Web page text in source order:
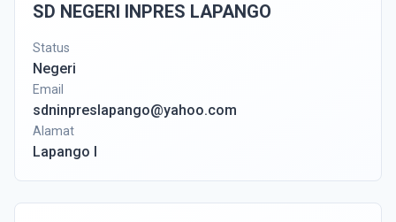
SD NEGERI INPRES LAPANGO
Status
Negeri
Email
sdninpreslapango@yahoo.com
Alamat
Lapango I